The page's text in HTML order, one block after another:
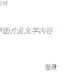
对
片及文字内容
登录